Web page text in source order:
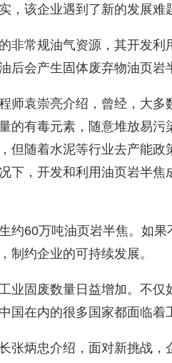
，该企业遇到了新的发展难
非常规油气资源，其开发利
后会产生固体废弃物油页岩
师袁崇亮介绍，曾经，大多
的有毒元素，随意堆放易污
但随着水泥等行业去产能政
下，开发和利用油页岩半焦
约60万吨油页岩半焦。如
制约企业的可持续发展。
业固废数量日益增加。不仅
国在内的很多国家都面临着
张炳忠介绍，面对新挑战，